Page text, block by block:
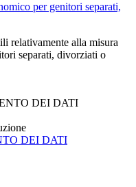
per genitori separati,
relativamente alla misura
separati, divorziati o
DEI DATI